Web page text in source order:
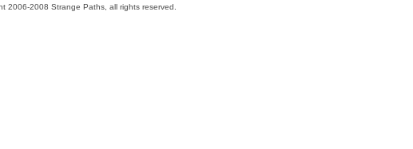
2006-2008 Strange Paths, all rights reserved.